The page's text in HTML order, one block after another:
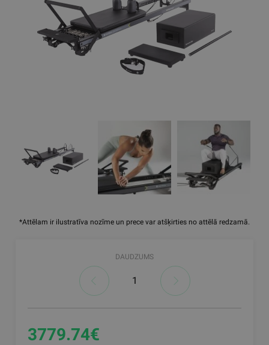
*Attēlam ir ilustratīva nozīme un prece var atšķirties no attēlā redzamā.
DAUDZUMS
3779.74€